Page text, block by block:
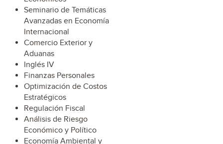
Seminario de Temáticas
Avanzadas en Economía
Internacional
Comercio Exterior y
Aduanas
Inglés IV
Finanzas Personales
Optimización de Costos
Estratégicos
Regulación Fiscal
Análisis de Riesgo
Económico y Político
Economía Ambiental y